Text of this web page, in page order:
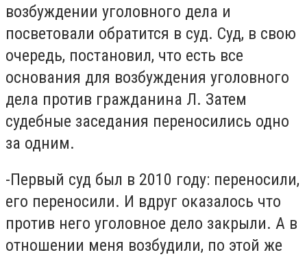
возбуждении уголовного дела и
посветовали обратится в суд. Суд, в свою
очередь, постановил, что есть все
основания для возбуждения уголовного
дела против гражданина Л. Затем
судебные заседания переносились одно
за одним.
-Первый суд был в 2010 году: переносили,
его переносили. И вдруг оказалось что
против него уголовное дело закрыли. А в
отношении меня возбудили, по этой же